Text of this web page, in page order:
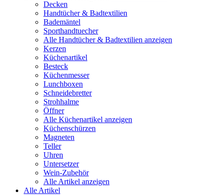
Decken
Handtücher & Badtextilien
Bademäntel
Sporthandtuecher
Alle Handtücher & Badtextilien anzeigen
Kerzen
Küchenartikel
Besteck
Küchenmesser
Lunchboxen
Schneidebretter
Strohhalme
Öffner
Alle Küchenartikel anzeigen
Küchenschürzen
Magneten
Teller
Uhren
Untersetzer
Wein-Zubehör
Alle Artikel anzeigen
Alle Artikel